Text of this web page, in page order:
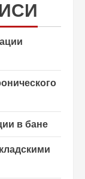
в бане